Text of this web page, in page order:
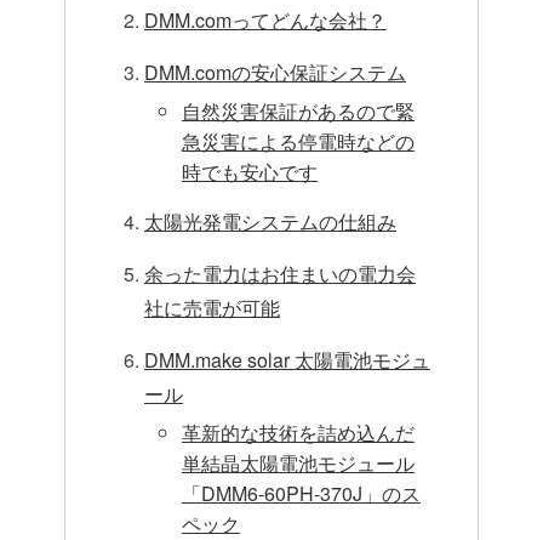
DMM.comってどんな会社？
DMM.comの安心保証システム
自然災害保証があるので緊
急災害による停電時などの
時でも安心です
太陽光発電システムの仕組み
余った電力はお住まいの電力会
社に売電が可能
DMM.make solar 太陽電池モジュ
ール
革新的な技術を詰め込んだ
単結晶太陽電池モジュール
「DMM6-60PH-370J」のス
ペック